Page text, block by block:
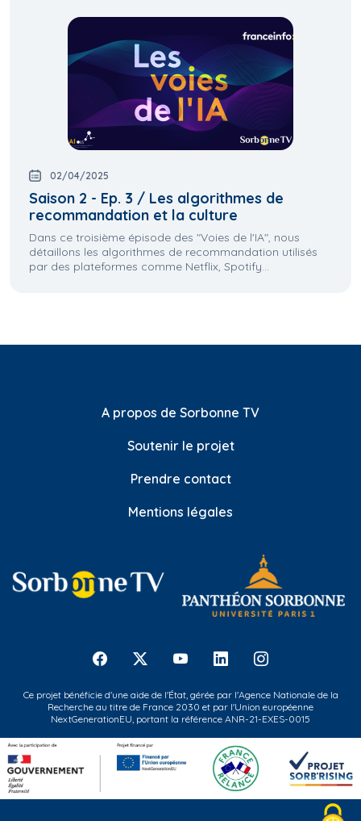
02/04/2025
Saison 2 - Ep. 3 / Les algorithmes de
recommandation et la culture
Dans ce troisième épisode des "Voies de l'IA", nous
détaillons les algorithmes de recommandation utilisés
par des plateformes comme Netflix, Spotify...
A propos de Sorbonne TV
Soutenir le projet
Prendre contact
Mentions légales
Ce projet bénéficie d'une aide de l'État, gérée par l'Agence Nationale de la
Recherche au titre de France 2030 et par l'Union européenne
NextGenerationEU, portant la référence ANR-21-EXES-0015